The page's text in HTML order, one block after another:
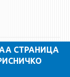
СТРАНИЦА